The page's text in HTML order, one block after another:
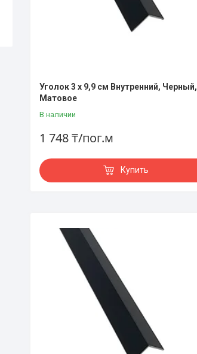
Уголок 3 х 9,9 см Внутренний, Черный,
Матовое
В наличии
1 748 ₸/пог.м
Купить